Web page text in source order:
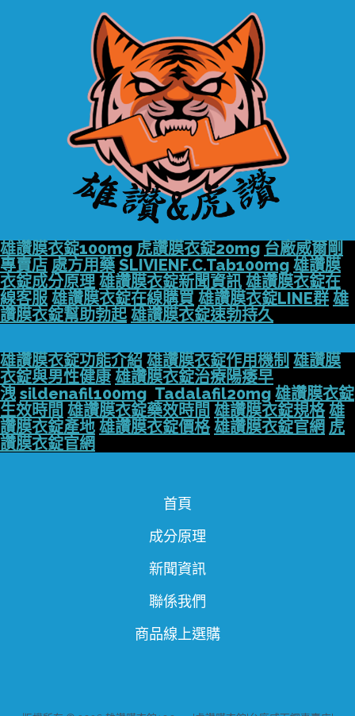
雄讚膜衣錠100mg 虎讚膜衣錠20mg 台廠威爾剛
專賣店 處方用藥 SLIVIENF.C.Tab100mg 雄讚膜
衣錠成分原理 雄讚膜衣錠新聞資訊 雄讚膜衣錠在
線客服 雄讚膜衣錠在線購買 雄讚膜衣錠LINE群 雄
讚膜衣錠幫助勃起 雄讚膜衣錠速勃持久
雄讚膜衣錠功能介紹 雄讚膜衣錠作用機制 雄讚膜
衣錠與男性健康 雄讚膜衣錠治療陽痿早
洩 sildenafil100mg Tadalafil20mg 雄讚膜衣錠
生效時間 雄讚膜衣錠藥效時間 雄讚膜衣錠規格 雄
讚膜衣錠產地 雄讚膜衣錠價格 雄讚膜衣錠官網 虎
讚膜衣錠官網
首頁
成分原理
新聞資訊
聯係我們
商品線上選購